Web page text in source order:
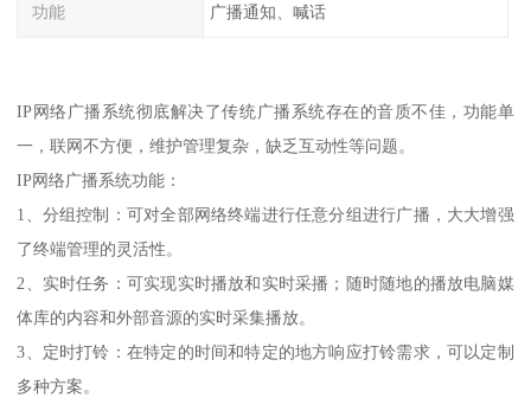
功能 广播通知、喊话
IP网络广播系统彻底解决了传统广播系统存在的音质不佳，功能单
一，联网不方便，维护管理复杂，缺乏互动性等问题。
IP网络广播系统功能：
1、分组控制：可对全部网络终端进行任意分组进行广播，大大增强
了终端管理的灵活性。
2、实时任务：可实现实时播放和实时采播；随时随地的播放电脑媒
体库的内容和外部音源的实时采集播放。
3、定时打铃：在特定的时间和特定的地方响应打铃需求，可以定制
多种方案。